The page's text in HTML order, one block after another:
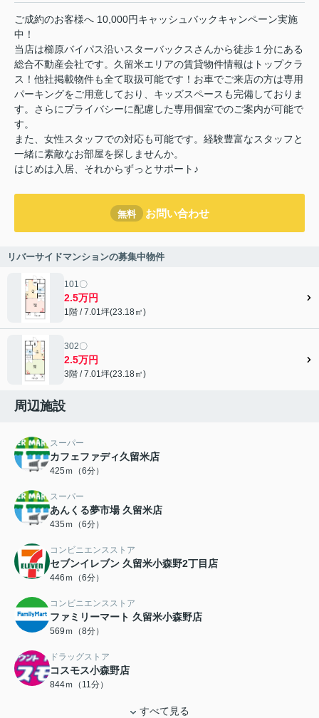
ご成約のお客様へ 10,000円キャッシュバックキャンペーン実施
中！
当店は櫛原バイパス沿いスターバックスさんから徒歩１分にある
総合不動産会社です。久留米エリアの賃貸物件情報はトップクラ
ス！他社掲載物件も全て取扱可能です！お車でご来店の方は専用
パーキングをご用意しており、キッズスペースも完備しておりま
す。さらにプライバシーに配慮した専用個室でのご案内が可能で
す。
また、女性スタッフでの対応も可能です。経験豊富なスタッフと
一緒に素敵なお部屋を探しませんか。
はじめは入居、それからずっとサポート♪
無料 お問い合わせ
リバーサイドマンションの募集中物件
101〇
2.5万円
1階 / 7.01坪(23.18㎡)
302〇
2.5万円
3階 / 7.01坪(23.18㎡)
周辺施設
スーパー
カフェファディ久留米店
425ｍ（6分）
スーパー
あんくる夢市場 久留米店
435ｍ（6分）
コンビニエンスストア
セブンイレブン 久留米小森野2丁目店
446ｍ（6分）
コンビニエンスストア
ファミリーマート 久留米小森野店
569ｍ（8分）
ドラッグストア
コスモス小森野店
844ｍ（11分）
すべて見る